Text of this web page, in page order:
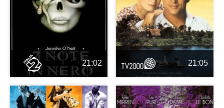
21:02 21:05